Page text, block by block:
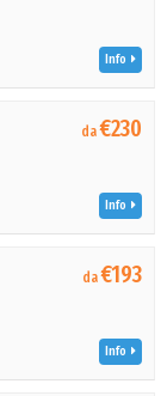
Info
da€230
Info
da€193
Info